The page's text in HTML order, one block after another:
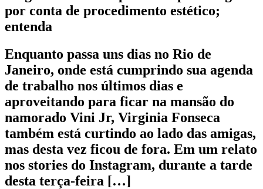
por conta de procedimento estético;
entenda
Enquanto passa uns dias no Rio de
Janeiro, onde está cumprindo sua agenda
de trabalho nos últimos dias e
aproveitando para ficar na mansão do
namorado Vini Jr, Virginia Fonseca
também está curtindo ao lado das amigas,
mas desta vez ficou de fora. Em um relato
nos stories do Instagram, durante a tarde
desta terça-feira […]